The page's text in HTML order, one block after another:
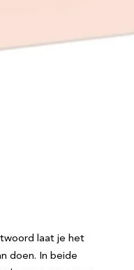
laat je het
doen. In beide